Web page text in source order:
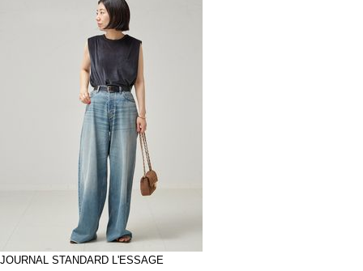
JOURNAL STANDARD L'ESSAGE